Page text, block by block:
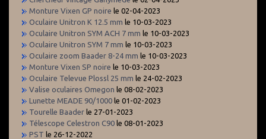
Monture Vixen GP noire le 02-04-2023
Oculaire Unitron K 12.5 mm le 10-03-2023
Oculaire Unitron SYM ACH 7 mm le 10-03-2023
Oculaire Unitron SYM 7 mm le 10-03-2023
Oculaire zoom Baader 8-24 mm le 10-03-2023
Monture Vixen SP noire le 10-03-2023
Oculaire Televue Plossl 25 mm le 24-02-2023
Valise oculaires Omegon le 08-02-2023
Lunette MEADE 90/1000 le 01-02-2023
Tourelle Baader le 27-01-2023
Télescope Celestron C90 le 08-01-2023
PST le 26-12-2022